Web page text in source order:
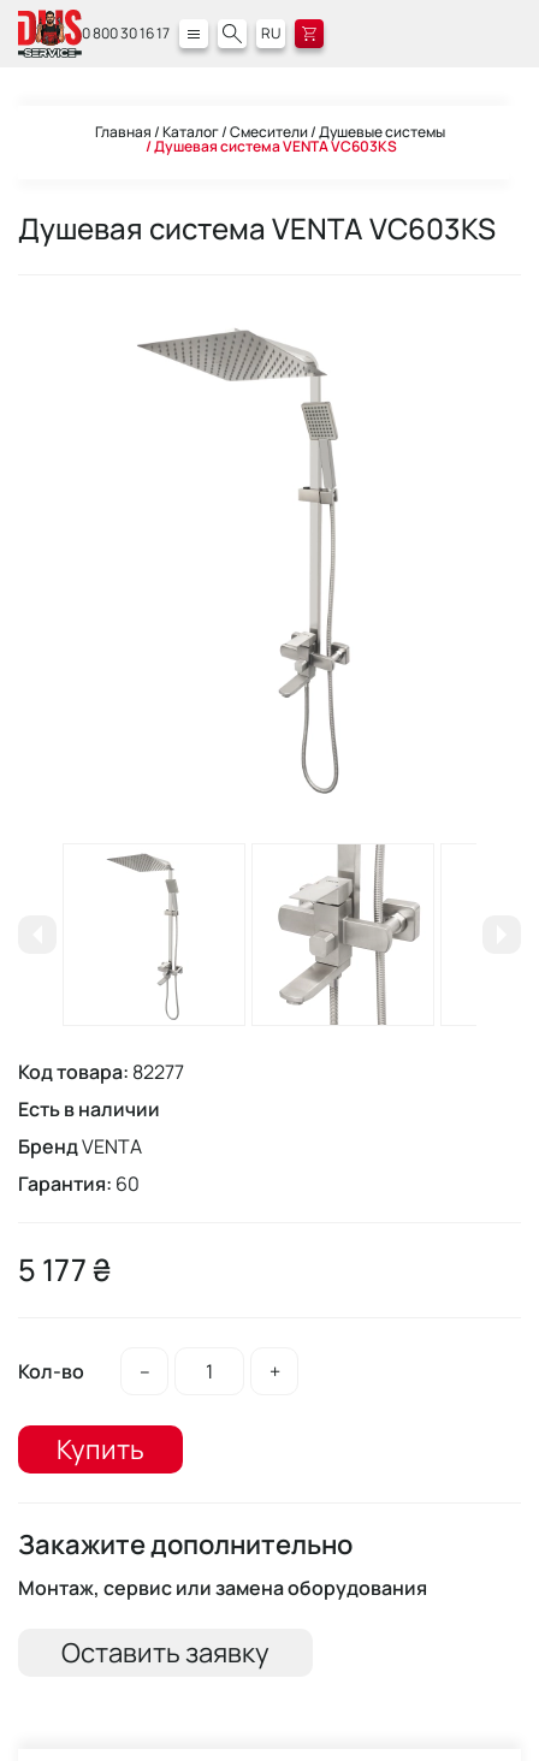
0 800 30 16 17 RU
Главная Каталог Смесители Душевые системы
Душевая система VENTA VC603KS
Душевая система VENTA VC603KS
Код товара: 82277
Есть в наличии
БрендVENTA
Гарантия: 60
5 177 ₴
Кол-во – +
Купить
Закажите дополнительно
Монтаж, сервис или замена оборудования
Оставить заявку